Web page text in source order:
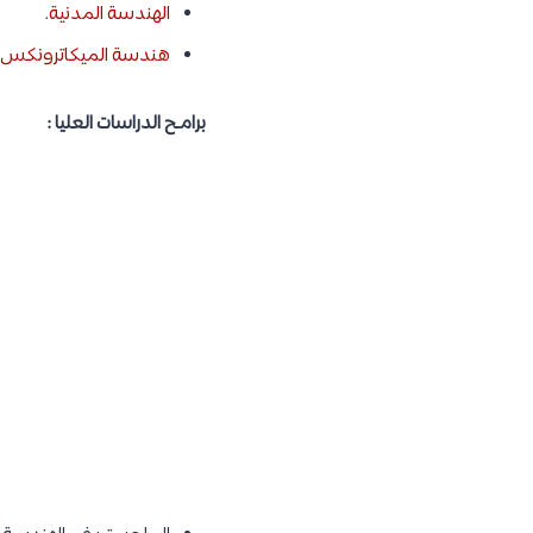
الهندسة المدنية.
هندسة الميكاترونكس
برامـح الدراسات العليا :